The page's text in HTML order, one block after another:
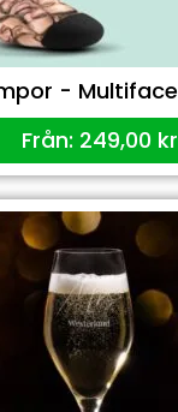
- Multiface
Från: 249,00 kr